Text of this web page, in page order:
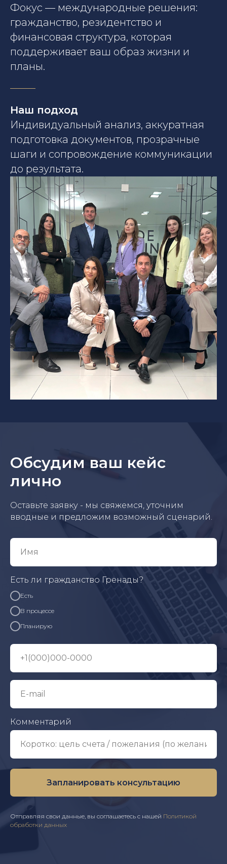
Фокус — международные решения:
гражданство, резидентство и
финансовая структура, которая
поддерживает ваш образ жизни и
планы.
Наш подход
Индивидуальный анализ, аккуратная
подготовка документов, прозрачные
шаги и сопровождение коммуникации
до результата.
Обсудим ваш кейс
лично
Оставьте заявку - мы свяжемся, уточним
вводные и предложим возможный сценарий.
Есть ли гражданство Гренады?
Есть
В процессе
Планирую
Комментарий
Запланировать консультацию
Отправляя свои данные, вы соглашаетесь с нашей Политикой
обработки данных